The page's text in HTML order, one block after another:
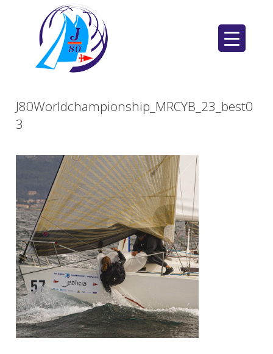
J80Worldchampionship_MRCYB_23_best0
3